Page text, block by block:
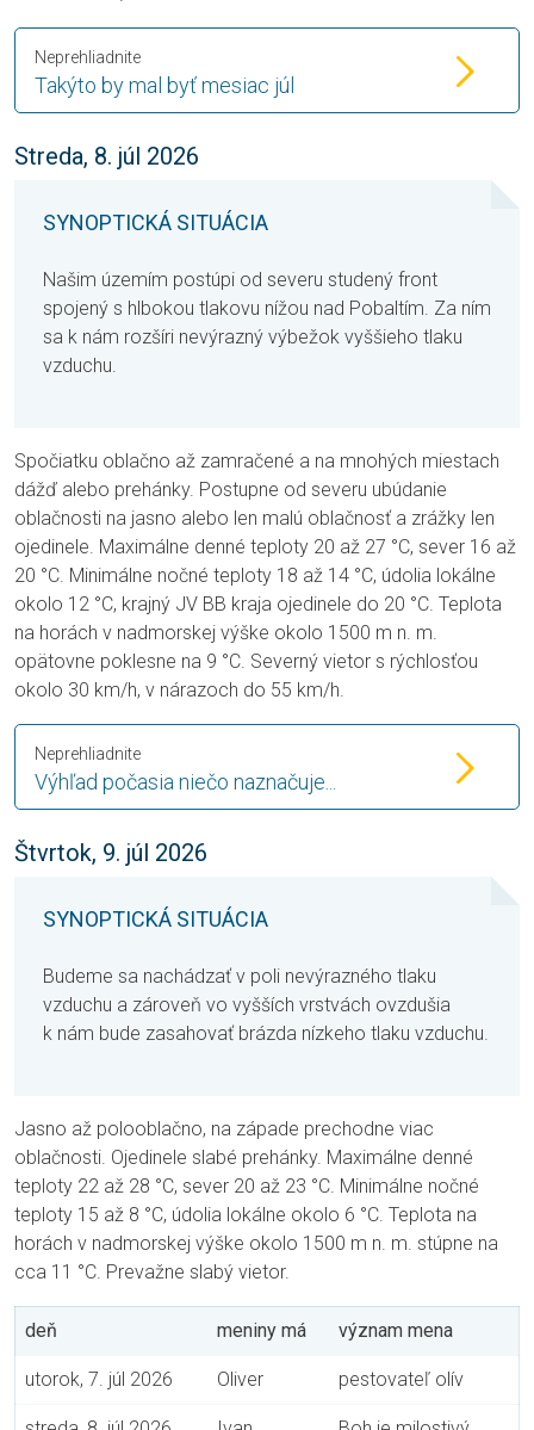
Takýto by mal byť mesiac júl
Neprehliadnite
Streda, 8. júl 2026
SYNOPTICKÁ SITUÁCIA
Našim územím postúpi od severu studený front
spojený s hlbokou tlakovu nížou nad Pobaltím. Za ním
sa k nám rozšíri nevýrazný výbežok vyššieho tlaku
vzduchu.
Spočiatku oblačno až zamračené a na mnohých miestach
dážď alebo prehánky. Postupne od severu ubúdanie
oblačnosti na jasno alebo len malú oblačnosť a zrážky len
ojedinele. Maximálne denné teploty 20 až 27 °C, sever 16 až
20 °C. Minimálne nočné teploty 18 až 14 °C, údolia lokálne
okolo 12 °C, krajný JV BB kraja ojedinele do 20 °C. Teplota
na horách v nadmorskej výške okolo 1500 m n. m.
opätovne poklesne na 9 °C. Severný vietor s rýchlosťou
okolo 30 km/h, v nárazoch do 55 km/h.
Výhľad počasia niečo naznačuje...
Neprehliadnite
Štvrtok, 9. júl 2026
SYNOPTICKÁ SITUÁCIA
Budeme sa nachádzať v poli nevýrazného tlaku
vzduchu a zároveň vo vyšších vrstvách ovzdušia
k nám bude zasahovať brázda nízkeho tlaku vzduchu.
Jasno až polooblačno, na západe prechodne viac
oblačnosti. Ojedinele slabé prehánky. Maximálne denné
teploty 22 až 28 °C, sever 20 až 23 °C. Minimálne nočné
teploty 15 až 8 °C, údolia lokálne okolo 6 °C. Teplota na
horách v nadmorskej výške okolo 1500 m n. m. stúpne na
cca 11 °C. Prevažne slabý vietor.
deň meniny má význam mena
utorok, 7. júl 2026 Oliver pestovateľ olív